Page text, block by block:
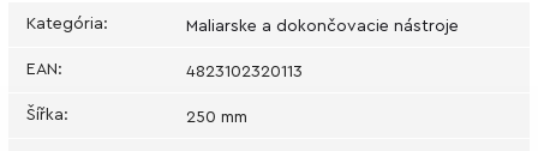
Kategória: Maliarske a dokončovacie nástroje
EAN: 4823102320113
Šířka: 250 mm